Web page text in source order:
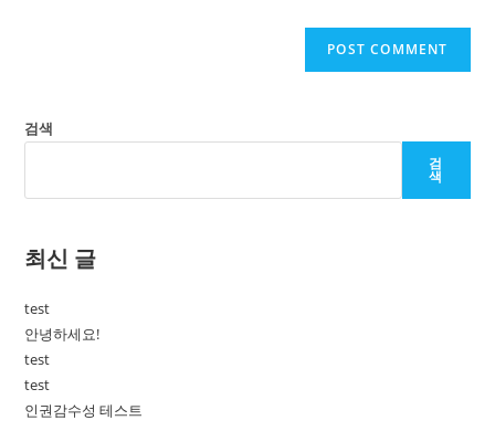
검색
검
색
최신 글
test
안녕하세요!
test
test
인권감수성 테스트